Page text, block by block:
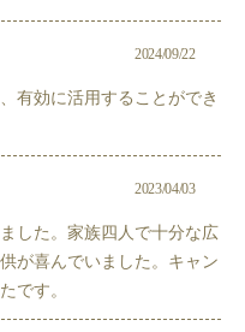
2024/09/22
有効に活用することができ
2023/04/03
した。家族四人で十分な広
が喜んでいました。キャン
です。